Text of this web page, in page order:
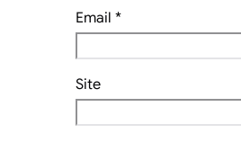
Email *
Site